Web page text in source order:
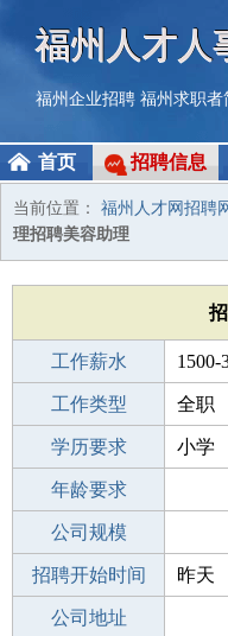
福州人才人
福州企业招聘 福州求职者
首页 招聘信息
当前位置： 福州人才网招聘
理招聘美容助理
工作薪水 1500-
招聘人数 10人
工作类型 全职
性别要求 -
学历要求 小学
工作经验
年龄要求
工作地点
公司规模
公司电话
招聘开始时间 昨天
招聘结束时间
公司地址